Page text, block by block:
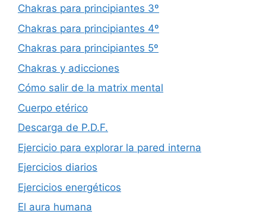
Chakras para principiantes 3º
Chakras para principiantes 4º
Chakras para principiantes 5º
Chakras y adicciones
Cómo salir de la matrix mental
Cuerpo etérico
Descarga de P.D.F.
Ejercicio para explorar la pared interna
Ejercicios diarios
Ejercicios energéticos
El aura humana